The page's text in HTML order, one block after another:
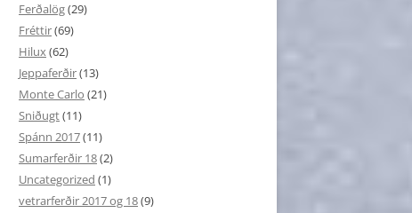
Ferðalög(29)
Fréttir(69)
Hilux(62)
Jeppaferðir(13)
Monte Carlo (21)
Sniðugt(11)
Spánn 2017(11)
Sumarferðir 18(2)
Uncategorized (1)
vetrarferðir 2017 og 18(9)